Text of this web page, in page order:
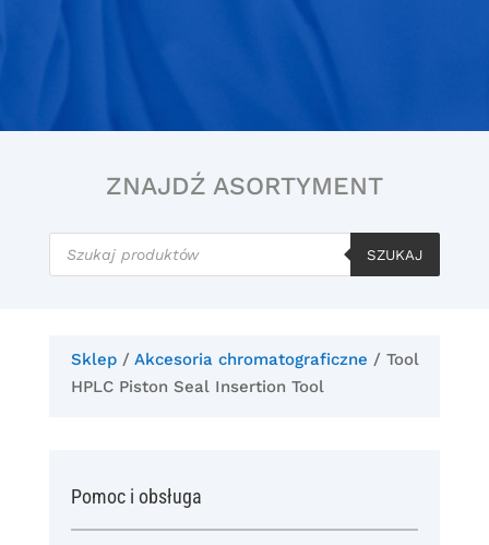
ZNAJDŹ ASORTYMENT
Wyszukiwarka
produktów
SZUKAJ
Sklep/ Akcesoria chromatograficzne / Tool
HPLC Piston Seal Insertion Tool
Pomoc i obsługa